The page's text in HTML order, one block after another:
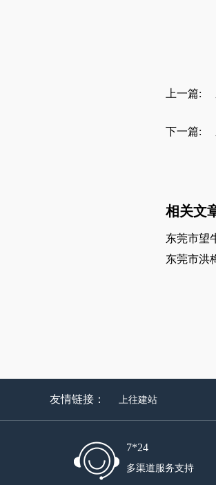
上一篇:
下一篇:
相关文
东莞市望
东莞市洪
友情链接： 上往建站
7*24
多渠道服务支持